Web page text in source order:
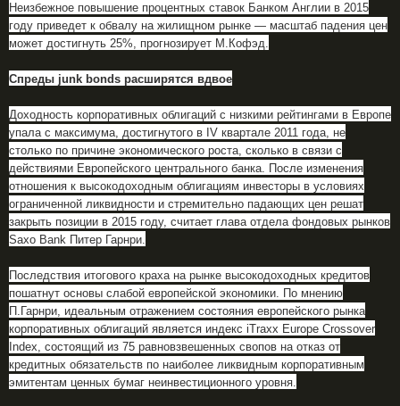
Неизбежное повышение процентных ставок Банком Англии в 2015
году приведет к обвалу на жилищном рынке — масштаб падения цен
может достигнуть 25%, прогнозирует М.Кофэд.
Спреды junk bonds расширятся вдвое
Доходность корпоративных облигаций с низкими рейтингами в Европе
упала с максимума, достигнутого в IV квартале 2011 года, не
столько по причине экономического роста, сколько в связи с
действиями Европейского центрального банка. После изменения
отношения к высокодоходным облигациям инвесторы в условиях
ограниченной ликвидности и стремительно падающих цен решат
закрыть позиции в 2015 году, считает глава отдела фондовых рынков
Saxo Bank Питер Гарнри.
Последствия итогового краха на рынке высокодоходных кредитов
пошатнут основы слабой европейской экономики. По мнению
П.Гарнри, идеальным отражением состояния европейского рынка
корпоративных облигаций является индекс iTraxx Europe Crossover
Index, состоящий из 75 равновзвешенных свопов на отказ от
кредитных обязательств по наиболее ликвидным корпоративным
эмитентам ценных бумаг неинвестиционного уровня.